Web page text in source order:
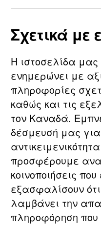
Σχετικά με
Η ιστοσελίδα
ενημερώνει με
πληροφορίες
καθώς και τις
τον Καναδά.
δέσμευσή μας
προσφέρουμε
κοινοποιήσεις
εξασφαλίσουν
λαμβάνει την
πληροφόρηση που